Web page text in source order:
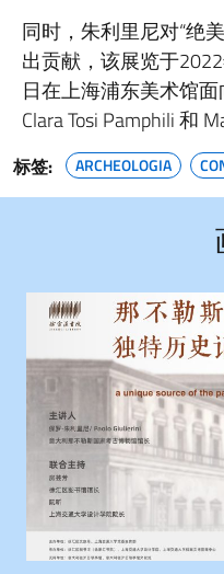
同时，朱利里尼对“绝
出贡献，该展览于
日在上海浦东美术馆面
Clara Tosi Pamphili 和
标签: ARCHEOLOGIA